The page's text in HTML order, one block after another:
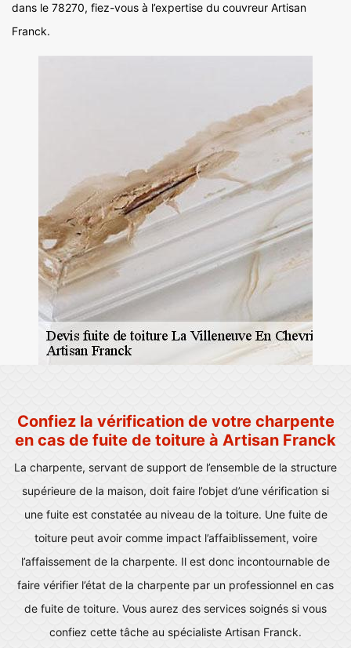
dans le 78270, fiez-vous à l’expertise du couvreur Artisan
Franck.
Confiez la vérification de votre charpente
en cas de fuite de toiture à Artisan Franck
La charpente, servant de support de l’ensemble de la structure
supérieure de la maison, doit faire l’objet d’une vérification si
une fuite est constatée au niveau de la toiture. Une fuite de
toiture peut avoir comme impact l’affaiblissement, voire
l’affaissement de la charpente. Il est donc incontournable de
faire vérifier l’état de la charpente par un professionnel en cas
de fuite de toiture. Vous aurez des services soignés si vous
confiez cette tâche au spécialiste Artisan Franck.